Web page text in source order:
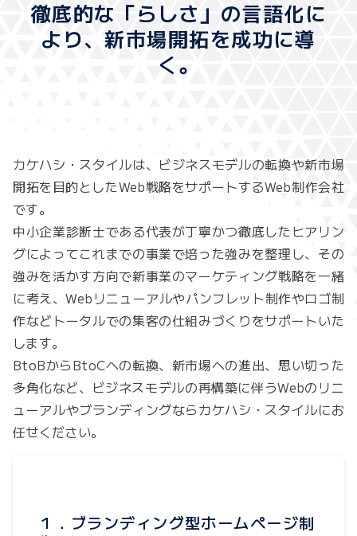
徹底的な「らしさ」の言語化に
より、新市場開拓を成功に導
く。
カケハシ・スタイルは、ビジネスモデルの転換や新市場
開拓を目的としたWeb戦略をサポートするWeb制作会社
です。
中小企業診断士である代表が丁寧かつ徹底したヒアリン
グによってこれまでの事業で培った強みを整理し、その
強みを活かす方向で新事業のマーケティング戦略を一緒
に考え、Webリニューアルやパンフレット制作やロゴ制
作などトータルでの集客の仕組みづくりをサポートいた
します。
BtoBからBtoCへの転換、新市場への進出、思い切った
多角化など、ビジネスモデルの再構築に伴うWebのリニ
ューアルやブランディングならカケハシ・スタイルにお
任せください。
１．ブランディング型ホームページ制